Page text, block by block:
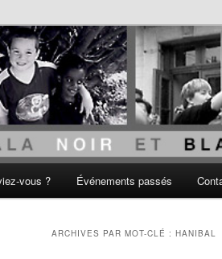
vous ? Événements passés
ARCHIVES PAR MOT-CLÉ : HANIBAL